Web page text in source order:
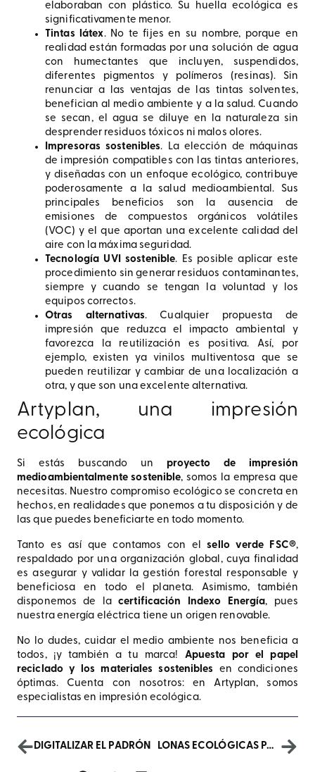
elaboraban con plástico. Su huella ecológica es
significativamente menor.
Tintas látex. No te fijes en su nombre, porque en
realidad están formadas por una solución de agua
con humectantes que incluyen, suspendidos,
diferentes pigmentos y polímeros (resinas). Sin
renunciar a las ventajas de las tintas solventes,
benefician al medio ambiente y a la salud. Cuando
se secan, el agua se diluye en la naturaleza sin
desprender residuos tóxicos ni malos olores.
Impresoras sostenibles. La elección de máquinas
de impresión compatibles con las tintas anteriores,
y diseñadas con un enfoque ecológico, contribuye
poderosamente a la salud medioambiental. Sus
principales beneficios son la ausencia de
emisiones de compuestos orgánicos volátiles
(VOC) y el que aportan una excelente calidad del
aire con la máxima seguridad.
Tecnología UVI sostenible. Es posible aplicar este
procedimiento sin generar residuos contaminantes,
siempre y cuando se tengan la voluntad y los
equipos correctos.
Otras alternativas. Cualquier propuesta de
impresión que reduzca el impacto ambiental y
favorezca la reutilización es positiva. Así, por
ejemplo, existen ya vinilos multiventosa que se
pueden reutilizar y cambiar de una localización a
otra, y que son una excelente alternativa.
Artyplan, una impresión
ecológica
Si estás buscando unproyecto de impresión
medioambientalmente sostenible, somos la empresa que
necesitas. Nuestro compromiso ecológico se concreta en
hechos, en realidades que ponemos a tu disposición y de
las que puedes beneficiarte en todo momento.
Tanto es así que contamos con elsello verde FSC®,
respaldado por una organización global, cuya finalidad
es asegurar y validar la gestión forestal responsable y
beneficiosa en todo el planeta. Asimismo, también
disponemos de lacertificación Indexo Energía, pues
nuestra energía eléctrica tiene un origen renovable.
No lo dudes, cuidar el medio ambiente nos beneficia a
todos, ¡y también a tu marca! Apuesta por el papel
reciclado y los materiales sostenibles
en condiciones
óptimas. Cuenta con nosotros: en Artyplan, somos
especialistas en impresión ecológica.
DIGITALIZAR EL PADRÓN LONAS ECOLÓGICAS PARA REALIZAR UNA CAMPAÑA IMPACTANTE